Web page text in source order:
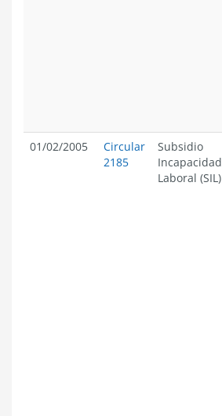
01/02/2005
Circular
2185
Subsidio
Incapacidad
Laboral (SIL)